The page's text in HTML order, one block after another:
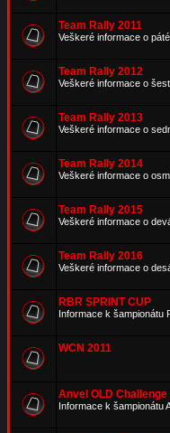
Team Rally 2011
Veškeré informace o
Team Rally 2012
Veškeré informace o
Team Rally 2013
Veškeré informace o
Team Rally 2014
Veškeré informace o
Team Rally 2015
Veškeré informace o
Team Rally 2016
Veškeré informace o
RBR SPRINT CUP
Informace k šampionátu
WCN 2011
Anvel OLD Challenge
Informace k šampionátu